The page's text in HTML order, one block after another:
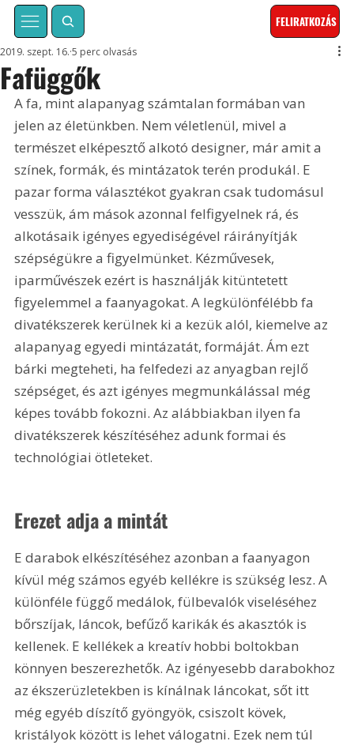
FELIRATKOZÁS
Fafüggők
2019. szept. 16. 5 perc olvasás
A fa, mint alapanyag számtalan formában van
jelen az életünkben. Nem véletlenül, mivel a
természet elképesztő alkotó designer, már amit a
színek, formák, és mintázatok terén produkál. E
pazar forma választékot gyakran csak tudomásul
vesszük, ám mások azonnal felfigyelnek rá, és
alkotásaik igényes egyediségével ráirányítják
szépségükre a figyelmünket. Kézművesek,
iparművészek ezért is használják kitüntetett
figyelemmel a faanyagokat. A legkülönfélébb fa
divatékszerek kerülnek ki a kezük alól, kiemelve az
alapanyag egyedi mintázatát, formáját. Ám ezt
bárki megteheti, ha felfedezi az anyagban rejlő
szépséget, és azt igényes megmunkálással még
képes tovább fokozni. Az alábbiakban ilyen fa
divatékszerek készítéséhez adunk formai és
technológiai ötleteket.
Erezet adja a mintát
E darabok elkészítéséhez azonban a faanyagon
kívül még számos egyéb kellékre is szükség lesz. A
különféle függő medálok, fülbevalók viseléséhez
bőrszíjak, láncok, befűző karikák és akasztók is
kellenek. E kellékek a kreatív hobbi boltokban
könnyen beszerezhetők. Az igényesebb darabokhoz
az ékszerüzletekben is kínálnak láncokat, sőt itt
még egyéb díszítő gyöngyök, csiszolt kövek,
kristályok között is lehet válogatni. Ezek nem túl